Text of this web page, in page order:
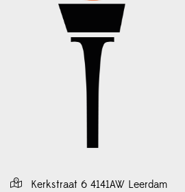
Kerkstraat 6 4141AW Leerdam